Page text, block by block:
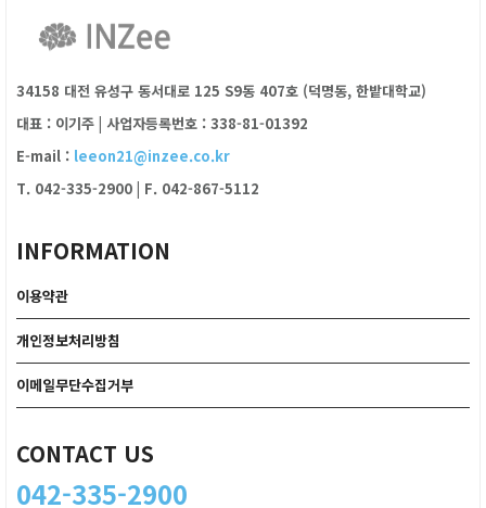
34158 대전 유성구 동서대로 125 S9동 407호 (덕명동, 한밭대학교)
대표 : 이기주 | 사업자등록번호 : 338-81-01392
E-mail : leeon21@inzee.co.kr
T. 042-335-2900 | F. 042-867-5112
INFORMATION
이용약관
개인정보처리방침
이메일무단수집거부
CONTACT US
042-335-2900